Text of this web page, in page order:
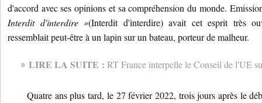
d'accord avec ses opinions et sa compréhension du monde.
Interdit d'interdire »(Interdit d'interdire) avait cet esprit très
ressemblait peut-être à un lapin sur un bateau, porteur de malheur.
LIRE LA SUITE : RT France interpelle le Conseil de l'UE
Quatre ans plus tard, le 27 février 2022, trois jours après le